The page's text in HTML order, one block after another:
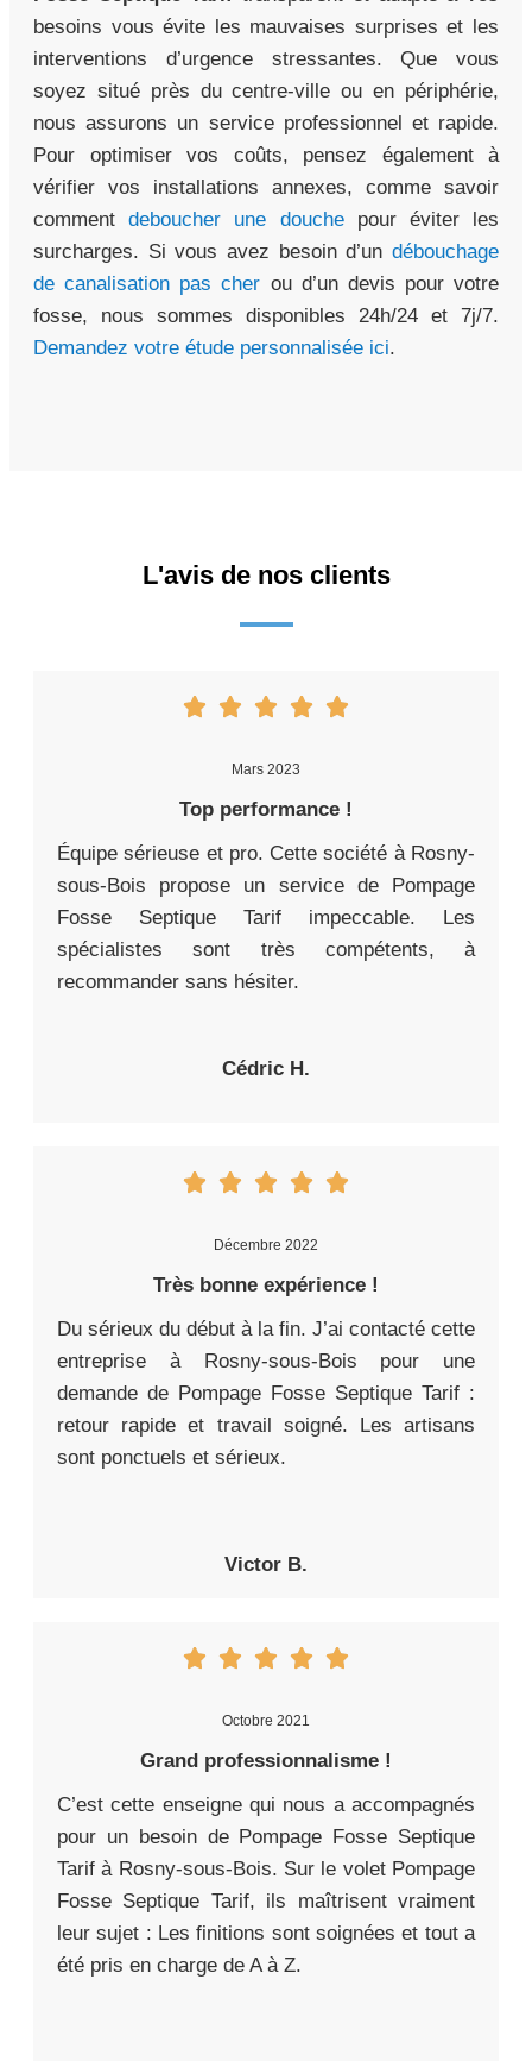
besoins vous évite les mauvaises surprises et les
interventions d’urgence stressantes. Que vous
soyez situé près du centre-ville ou en périphérie,
nous assurons un service professionnel et rapide.
Pour optimiser vos coûts, pensez également à
vérifier vos installations annexes, comme savoir
commentdeboucher une douchepour éviter les
surcharges. Si vous avez besoin d’un débouchage
de canalisation pas cher ou d’un devis pour votre
fosse, nous sommes disponibles 24h/24 et 7j/7.
Demandez votre étude personnalisée ici.
L'avis de nos clients
Mars 2023
Top performance !
Équipe sérieuse et pro. Cette société à Rosny-
sous-Bois propose un service de Pompage
Fosse Septique Tarif impeccable. Les
spécialistes sont très compétents, à
recommander sans hésiter.
Cédric H.
Décembre 2022
Très bonne expérience !
Du sérieux du début à la fin. J’ai contacté cette
entreprise à Rosny-sous-Bois pour une
demande de Pompage Fosse Septique Tarif :
retour rapide et travail soigné. Les artisans
sont ponctuels et sérieux.
Victor B.
Octobre 2021
Grand professionnalisme !
C’est cette enseigne qui nous a accompagnés
pour un besoin de Pompage Fosse Septique
Tarif à Rosny-sous-Bois. Sur le volet Pompage
Fosse Septique Tarif, ils maîtrisent vraiment
leur sujet : Les finitions sont soignées et tout a
été pris en charge de A à Z.